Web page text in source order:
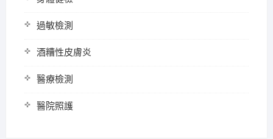
過敏檢測
酒糟性皮膚炎
醫療檢測
醫院照護